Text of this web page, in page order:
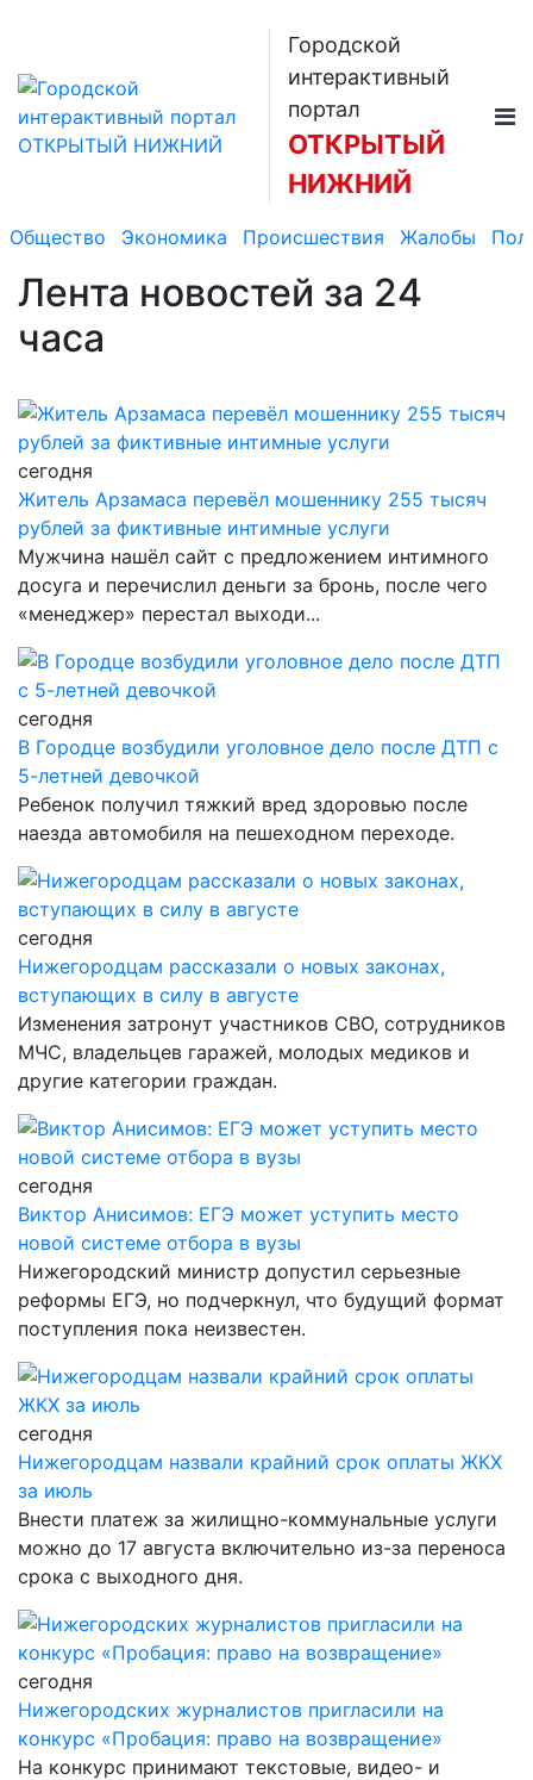
Городской
интерактивный
портал
ОТКРЫТЫЙ
НИЖНИЙ
Общество Экономика Происшествия Жалобы
Лента новостей за 24
часа
сегодня
Житель Арзамаса перевёл мошеннику 255 тысяч
рублей за фиктивные интимные услуги
Мужчина нашёл сайт с предложением интимного
досуга и перечислил деньги за бронь, после чего
«менеджер» перестал выходи...
сегодня
В Городце возбудили уголовное дело после ДТП с
5-летней девочкой
Ребенок получил тяжкий вред здоровью после
наезда автомобиля на пешеходном переходе.
сегодня
Нижегородцам рассказали о новых законах,
вступающих в силу в августе
Изменения затронут участников СВО, сотрудников
МЧС, владельцев гаражей, молодых медиков и
другие категории граждан.
сегодня
Виктор Анисимов: ЕГЭ может уступить место
новой системе отбора в вузы
Нижегородский министр допустил серьезные
реформы ЕГЭ, но подчеркнул, что будущий формат
поступления пока неизвестен.
сегодня
Нижегородцам назвали крайний срок оплаты ЖКХ
за июль
Внести платеж за жилищно-коммунальные услуги
можно до 17 августа включительно из-за переноса
срока с выходного дня.
сегодня
Нижегородских журналистов пригласили на
конкурс «Пробация: право на возвращение»
На конкурс принимают текстовые, видео- и